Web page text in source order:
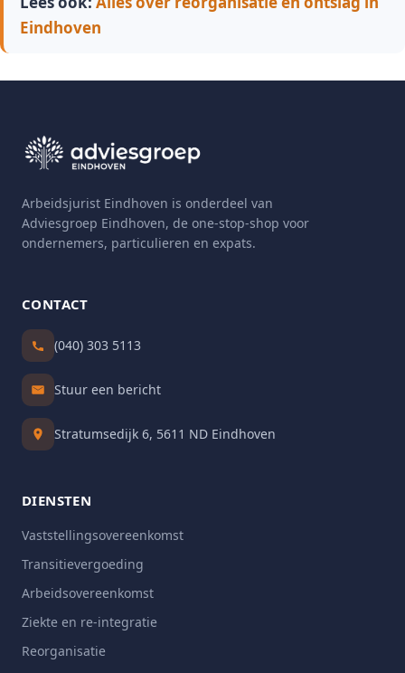
Eindhoven
Arbeidsjurist Eindhoven is onderdeel van
Adviesgroep Eindhoven, de one-stop-shop voor
ondernemers, particulieren en expats.
CONTACT
(040) 303 5113
Stuur een bericht
Stratumsedijk 6, 5611 ND Eindhoven
DIENSTEN
Vaststellingsovereenkomst
Transitievergoeding
Arbeidsovereenkomst
Ziekte en re-integratie
Reorganisatie